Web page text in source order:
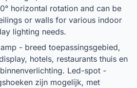
horizontal rotation and can be
or walls for various indoor
lighting needs.
- breed toepassingsgebied,
hotels, restaurants thuis en
Led-spot -
zijn mogelijk, met